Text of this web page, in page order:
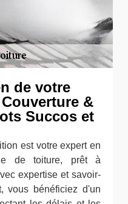
de votre
&
Succos et
est votre expert en
de toiture, prêt à
expertise et savoir-
vous bénéficiez d'un